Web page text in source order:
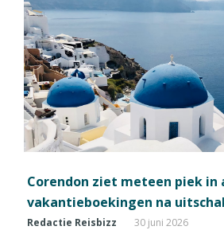
Corendon ziet meteen piek in
vakantieboekingen na
Redactie Reisbizz 30 juni 2026